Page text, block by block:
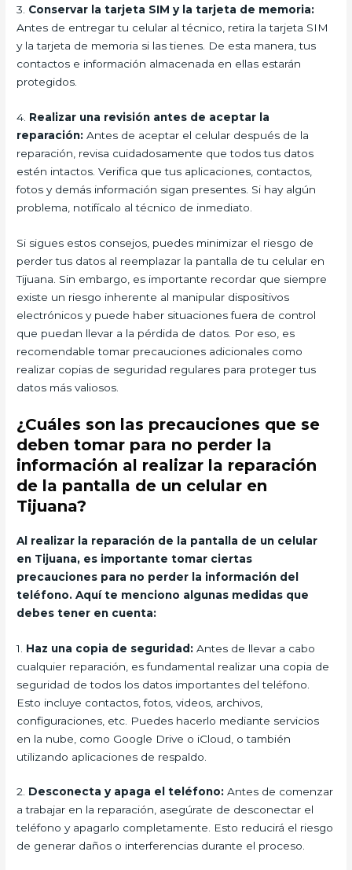
3. Conservar la tarjeta SIM y la tarjeta de memoria:
Antes de entregar tu celular al técnico, retira la tarjeta SIM
y la tarjeta de memoria si las tienes. De esta manera, tus
contactos e información almacenada en ellas estarán
protegidos.
4. Realizar una revisión antes de aceptar la
reparación: Antes de aceptar el celular después de la
reparación, revisa cuidadosamente que todos tus datos
estén intactos. Verifica que tus aplicaciones, contactos,
fotos y demás información sigan presentes. Si hay algún
problema, notifícalo al técnico de inmediato.
Si sigues estos consejos, puedes minimizar el riesgo de
perder tus datos al reemplazar la pantalla de tu celular en
Tijuana. Sin embargo, es importante recordar que siempre
existe un riesgo inherente al manipular dispositivos
electrónicos y puede haber situaciones fuera de control
que puedan llevar a la pérdida de datos. Por eso, es
recomendable tomar precauciones adicionales como
realizar copias de seguridad regulares para proteger tus
datos más valiosos.
¿Cuáles son las precauciones que se
deben tomar para no perder la
información al realizar la reparación
de la pantalla de un celular en
Tijuana?
Al realizar la reparación de la pantalla de un celular
en Tijuana, es importante tomar ciertas
precauciones para no perder la información del
teléfono. Aquí te menciono algunas medidas que
debes tener en cuenta:
1. Haz una copia de seguridad: Antes de llevar a cabo
cualquier reparación, es fundamental realizar una copia de
seguridad de todos los datos importantes del teléfono.
Esto incluye contactos, fotos, videos, archivos,
configuraciones, etc. Puedes hacerlo mediante servicios
en la nube, como Google Drive o iCloud, o también
utilizando aplicaciones de respaldo.
2. Desconecta y apaga el teléfono: Antes de comenzar
a trabajar en la reparación, asegúrate de desconectar el
teléfono y apagarlo completamente. Esto reducirá el riesgo
de generar daños o interferencias durante el proceso.